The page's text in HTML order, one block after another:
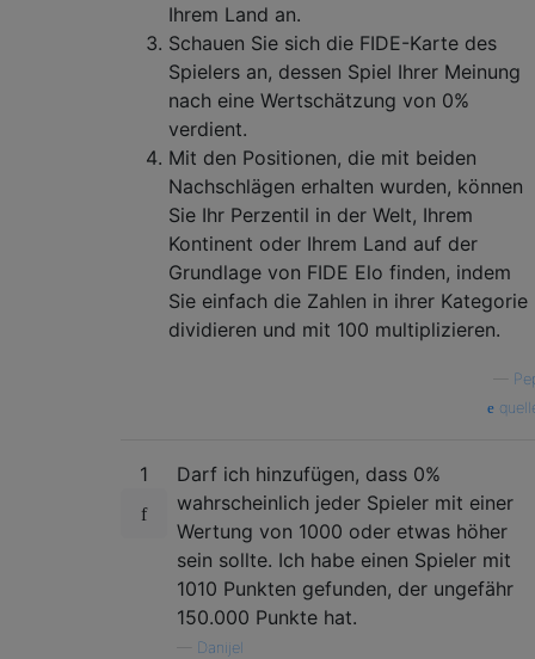
Ihrem Land an.
Schauen Sie sich die FIDE-Karte des
Spielers an, dessen Spiel Ihrer Meinung
nach eine Wertschätzung von 0%
verdient.
Mit den Positionen, die mit beiden
Nachschlägen erhalten wurden, können
Sie Ihr Perzentil in der Welt, Ihrem
Kontinent oder Ihrem Land auf der
Grundlage von FIDE Elo finden, indem
Sie einfach die Zahlen in ihrer Kategorie
dividieren und mit 100 multiplizieren.
1
Darf ich hinzufügen, dass 0%
wahrscheinlich jeder Spieler mit einer
Wertung von 1000 oder etwas höher
sein sollte. Ich habe einen Spieler mit
1010 Punkten gefunden, der ungefähr
150.000 Punkte hat.
Danijel